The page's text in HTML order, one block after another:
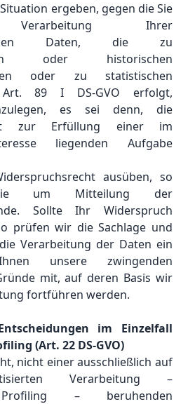
ergeben, gegen die Sie
Verarbeitung Ihrer
Daten, die zu
oder historischen
oder zu statistischen
89 I DS-GVO erfolgt,
es sei denn, die
zur Erfüllung einer im
liegenden Aufgabe
ausüben, so
um Mitteilung der
Sollte Ihr Widerspruch
prüfen wir die Sachlage und
Verarbeitung der Daten ein
unsere zwingenden
mit, auf deren Basis wir
fortführen werden.
im Einzelfall
(Art. 22 DS-GVO)
nicht einer ausschließlich auf
Verarbeitung –
Profiling – beruhenden